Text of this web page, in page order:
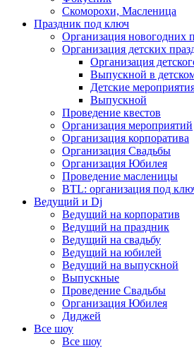
Скоморохи, Масленица
Праздник под ключ
Организация новогодних
Организация детских
Организация
Выпускной в
Детские
Выпускной
Проведение квестов
Организация мероприятий
Организация корпоратива
Организация Свадьбы
Организация Юбилея
Проведение масленицы
BTL: организация под
Ведущий и Dj
Ведущий на корпоратив
Ведущий на праздник
Ведущий на свадьбу
Ведущий на юбилей
Ведущий на выпускной
Выпускные
Проведение Свадьбы
Организация Юбилея
Диджей
Все шоу
Все шоу